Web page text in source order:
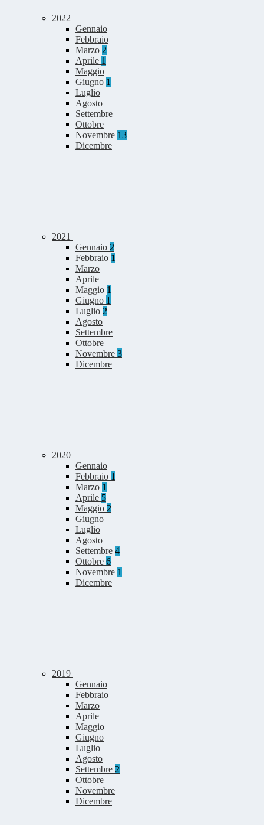
2022
Gennaio
Febbraio
Marzo 2
Aprile 1
Maggio
Giugno 1
Luglio
Agosto
Settembre
Ottobre
Novembre 13
Dicembre
2021
Gennaio 2
Febbraio 1
Marzo
Aprile
Maggio 1
Giugno 1
Luglio 2
Agosto
Settembre
Ottobre
Novembre 3
Dicembre
2020
Gennaio
Febbraio 1
Marzo 1
Aprile 5
Maggio 2
Giugno
Luglio
Agosto
Settembre 4
Ottobre 6
Novembre 1
Dicembre
2019
Gennaio
Febbraio
Marzo
Aprile
Maggio
Giugno
Luglio
Agosto
Settembre 2
Ottobre
Novembre
Dicembre